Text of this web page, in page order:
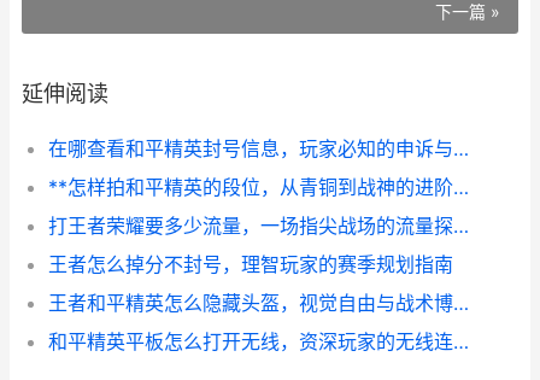
下一篇 »
延伸阅读
在哪查看和平精英封号信息，玩家必知的申诉与查询指南
**怎样拍和平精英的段位，从青铜到战神的进阶之路，副标题，一位老兵的战术心得与沉淀**
打王者荣耀要多少流量，一场指尖战场的流量探秘，副标题，资深玩家实测与深度解析
王者怎么掉分不封号，理智玩家的赛季规划指南
王者和平精英怎么隐藏头盔，视觉自由与战术博弈的平衡之道，副标题，隐藏头盔背后的玩家心理与游戏设计思考
和平精英平板怎么打开无线，资深玩家的无线连接指南